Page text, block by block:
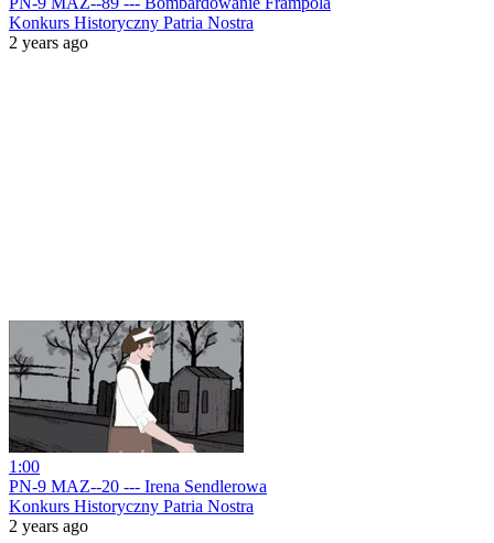
Konkurs Historyczny Patria Nostra
2 years ago
1:00
PN-9 MAZ--20 --- Irena Sendlerowa
Konkurs Historyczny Patria Nostra
2 years ago